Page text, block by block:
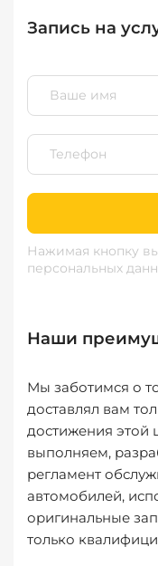
Запись на
Нажимая кнопку
персональных
Наши
Мы заботимся о
доставлял вам
достижения этой
выполняем,
регламент
автомобилей,
оригинальные
только